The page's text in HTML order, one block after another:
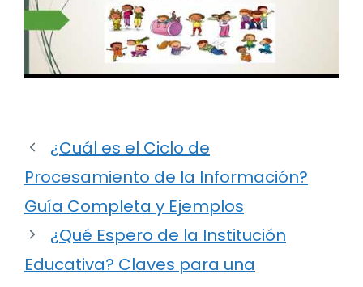
¿Cuál es el Ciclo de
Procesamiento de la Información?
Guía Completa y Ejemplos
¿Qué Espero de la Institución
Educativa? Claves para una